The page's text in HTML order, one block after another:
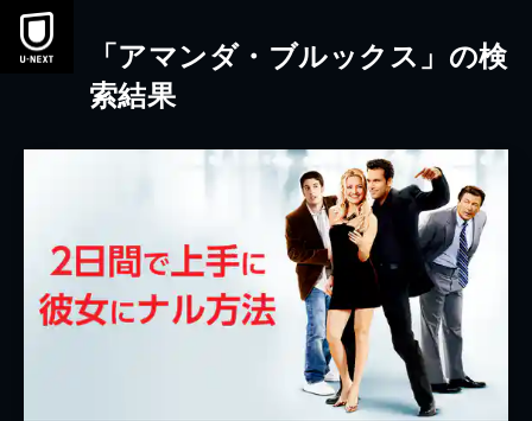
本文へスキップ
「アマンダ・ブルックス」の検
索結果